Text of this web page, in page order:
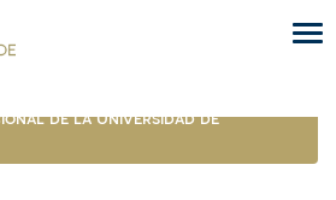
de la Universidad de